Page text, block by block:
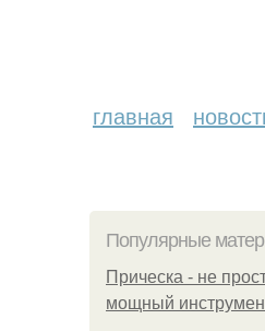
главная
Популярные
Прическа - не
мощный